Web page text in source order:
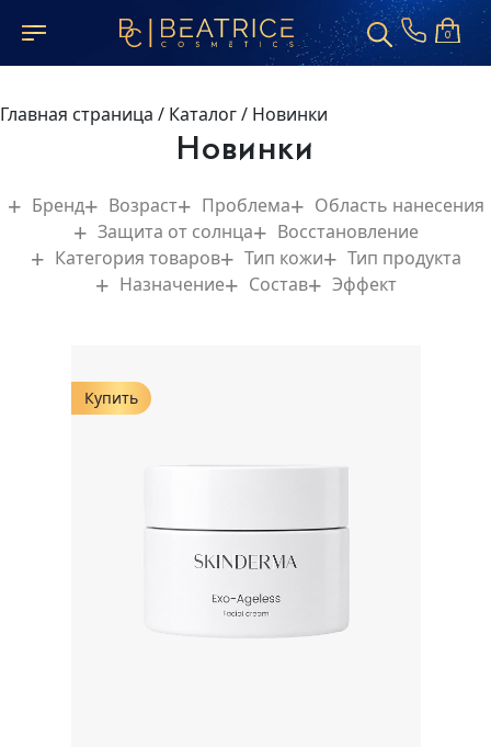
0
Главная страница / Каталог/ Новинки
Новинки
Бренд Возраст Проблема
Область нанесения
Защита от солнца
Восстановление
Категория товаров
Тип кожи
Тип продукта
Назначение
Состав Эффект
Купить